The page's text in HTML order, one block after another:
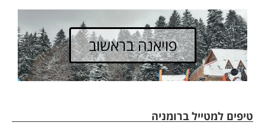
פויאנה בראשוב
טיפים למטייל ברומניה